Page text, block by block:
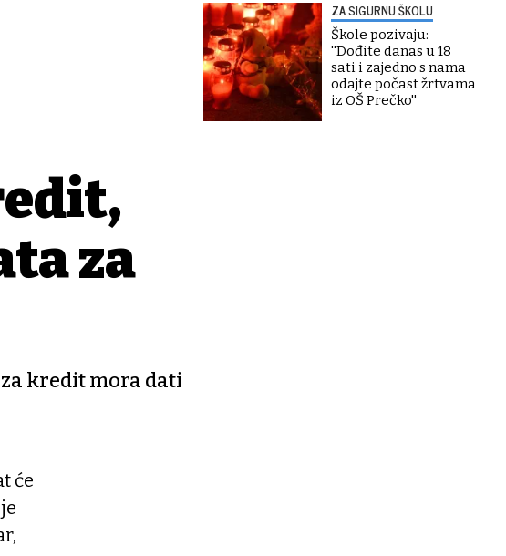
za
kredit mora dati
će
ZA SIGURNU ŠKOLU
Škole pozivaju:
''Dođite danas u 18
sati i zajedno s nama
odajte počast žrtvama
iz OŠ Prečko''